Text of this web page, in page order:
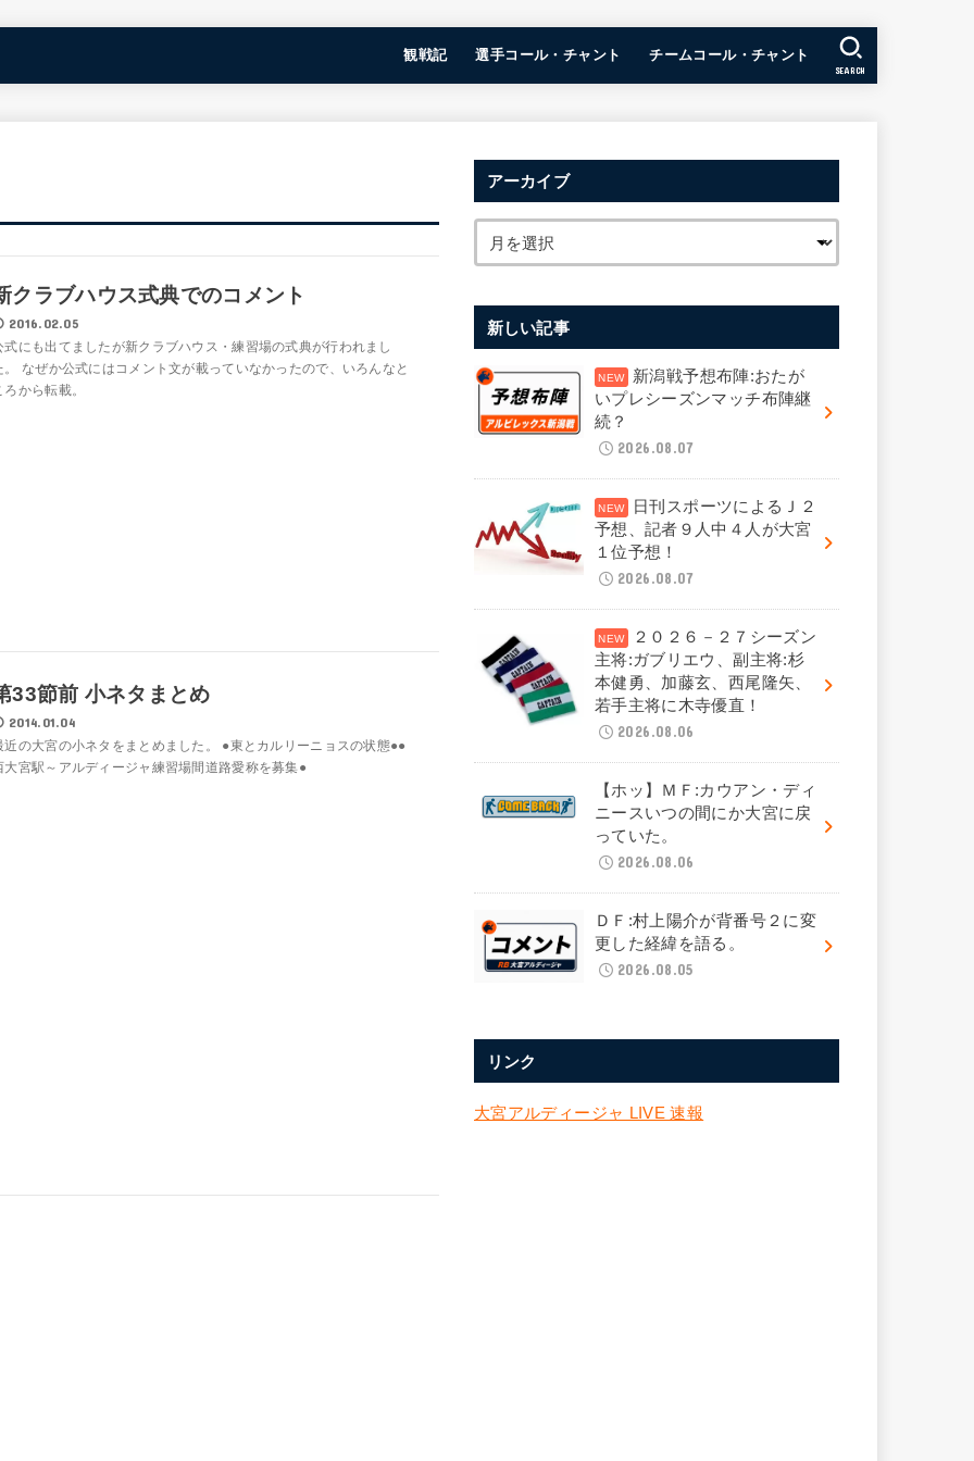
観戦記 選手コール・チャント チームコール・チャント
SEARCH
クラブハウス式典でのコメント
2016.02.05
式にも出てましたが新クラブハウス・練習場の式典が行われまし
。 なぜか公式にはコメント文が載っていなかったので、いろんなと
ろから転載。
33節前 小ネタまとめ
2014.01.04
近の大宮の小ネタをまとめました。 ●東とカルリーニョスの状態●●
大宮駅～アルディージャ練習場間道路愛称を募集●
アーカイブ
新しい記事
新潟戦予想布陣:おたが
いプレシーズンマッチ布陣継
続？
2026.08.07
日刊スポーツによるＪ２
予想、記者９人中４人が大宮
１位予想！
2026.08.07
２０２６－２７シーズン
主将:ガブリエウ、副主将:杉
本健勇、加藤玄、西尾隆矢、
若手主将に木寺優直！
2026.08.06
【ホッ】ＭＦ:カウアン・ディ
ニースいつの間にか大宮に戻
っていた。
2026.08.06
ＤＦ:村上陽介が背番号２に変
更した経緯を語る。
2026.08.05
リンク
大宮アルディージャ LIVE 速報